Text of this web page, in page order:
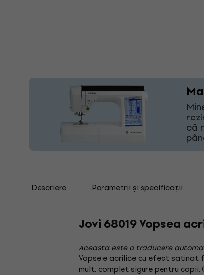
că
Descriere Parametrii și specificații
Jovi 68019 Vopsea
Aceasta este o traducere
Vopsele acrilice cu efect satinat
mult, complet sigure pentru